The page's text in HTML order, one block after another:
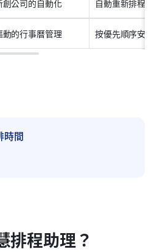
創公司的自動化 自動重新排程、
動的行事曆管理 按優先順序安排
時間
排程助理？